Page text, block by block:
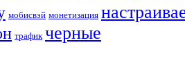
мобисвэй монетизация
трафик черные